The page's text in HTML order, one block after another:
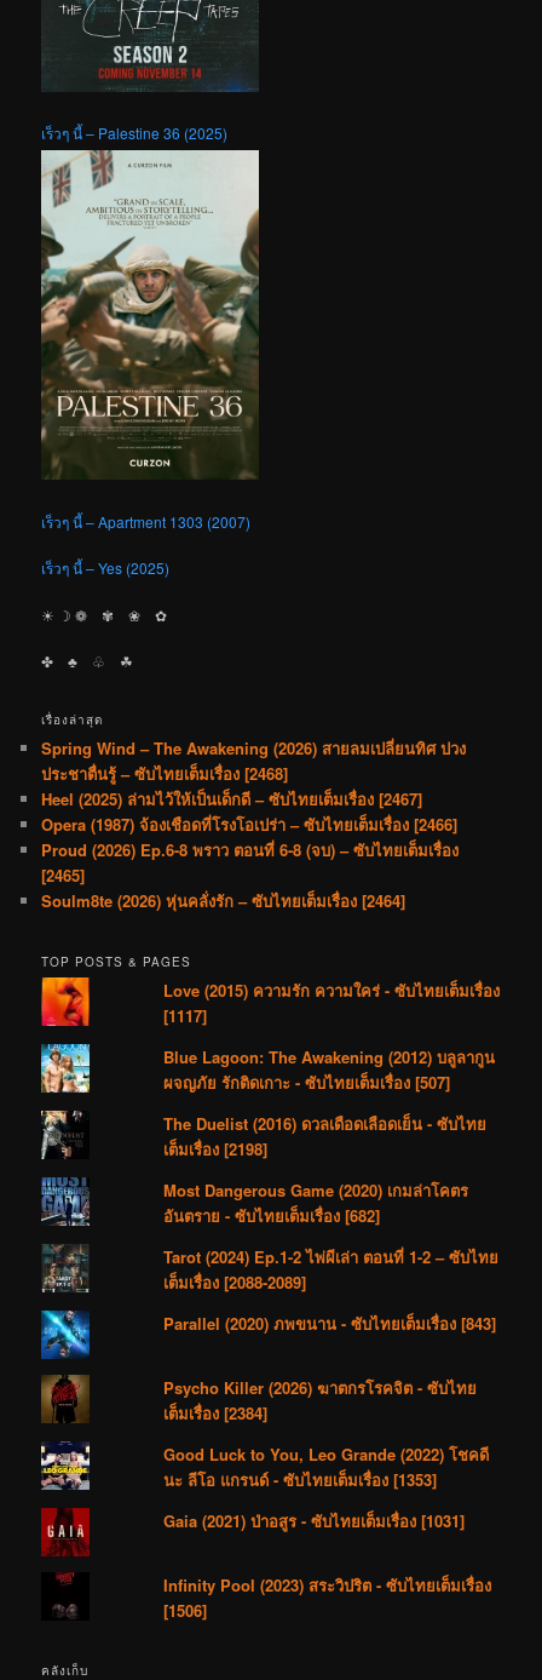
เร็วๆ นี้ – Palestine 36 (2025)
เร็วๆ นี้ – Apartment 1303 (2007)
เร็วๆ นี้ – Yes (2025)
☀︎ ☽ ❁ ✾ ❀ ✿
✤ ♣︎ ♧ ☘︎
เรื่องล่าสุด
Spring Wind – The Awakening (2026) สายลมเปลี่ยนทิศ ปวง
ประชาตื่นรู้ – ซับไทยเต็มเรื่อง [2468]
Heel (2025) ล่ามไว้ให้เป็นเด็กดี – ซับไทยเต็มเรื่อง [2467]
Opera (1987) จ้องเชือดที่โรงโอเปร่า – ซับไทยเต็มเรื่อง [2466]
Proud (2026) Ep.6-8 พราว ตอนที่ 6-8 (จบ) – ซับไทยเต็มเรื่อง
[2465]
Soulm8te (2026) หุ่นคลั่งรัก – ซับไทยเต็มเรื่อง [2464]
TOP POSTS & PAGES
Love (2015) ความรัก ความใคร่ - ซับไทยเต็มเรื่อง
[1117]
Blue Lagoon: The Awakening (2012) บลูลากูน
ผจญภัย รักติดเกาะ - ซับไทยเต็มเรื่อง [507]
The Duelist (2016) ดวลเดือดเลือดเย็น - ซับไทย
เต็มเรื่อง [2198]
Most Dangerous Game (2020) เกมล่าโคตร
อันตราย - ซับไทยเต็มเรื่อง [682]
Tarot (2024) Ep.1-2 ไพ่ผีเล่า ตอนที่ 1-2 – ซับไทย
เต็มเรื่อง [2088-2089]
Parallel (2020) ภพขนาน - ซับไทยเต็มเรื่อง [843]
Psycho Killer (2026) ฆาตกรโรคจิต - ซับไทย
เต็มเรื่อง [2384]
Good Luck to You, Leo Grande (2022) โชคดี
นะ ลีโอ แกรนด์ - ซับไทยเต็มเรื่อง [1353]
Gaia (2021) ป่าอสูร - ซับไทยเต็มเรื่อง [1031]
Infinity Pool (2023) สระวิปริต - ซับไทยเต็มเรื่อง
[1506]
คลังเก็บ